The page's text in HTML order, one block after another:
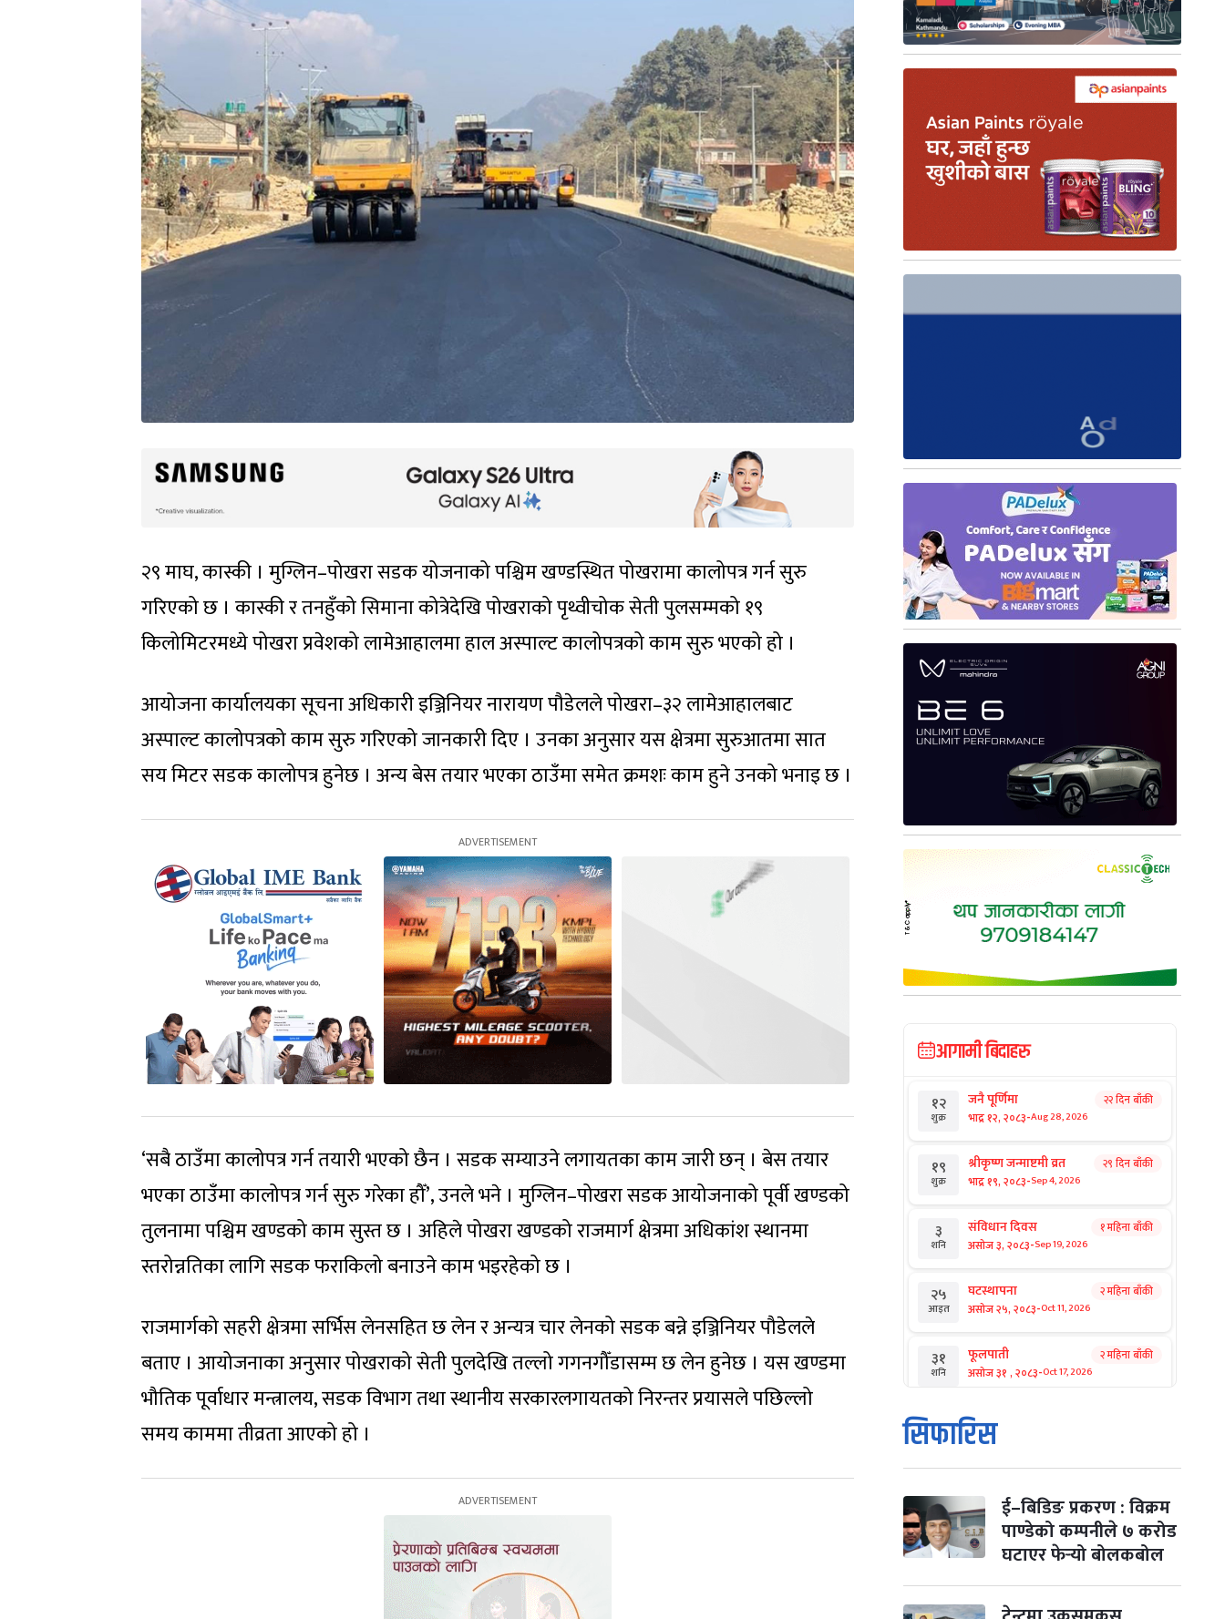
२९ माघ, कास्की । मुग्लिन–पोखरा सडक योजनाको पश्चिम खण्डस्थित पोखरामा कालोपत्र गर्न सुरु
गरिएको छ । कास्की र तनहुँको सिमाना कोत्रेदेखि पोखराको पृथ्वीचोक सेती पुलसम्मको १९
किलोमिटरमध्ये पोखरा प्रवेशको लामेआहालमा हाल अस्पाल्ट कालोपत्रको काम सुरु भएको हो ।
आयोजना कार्यालयका सूचना अधिकारी इञ्जिनियर नारायण पौडेलले पोखरा–३२ लामेआहालबाट
अस्पाल्ट कालोपत्रको काम सुरु गरिएको जानकारी दिए । उनका अनुसार यस क्षेत्रमा सुरुआतमा सात
सय मिटर सडक कालोपत्र हुनेछ । अन्य बेस तयार भएका ठाउँमा समेत क्रमशः काम हुने उनको भनाइ छ ।
‘सबै ठाउँमा कालोपत्र गर्न तयारी भएको छैन । सडक सम्याउने लगायतका काम जारी छन् । बेस तयार
भएका ठाउँमा कालोपत्र गर्न सुरु गरेका हौँ’, उनले भने । मुग्लिन–पोखरा सडक आयोजनाको पूर्वी खण्डको
तुलनामा पश्चिम खण्डको काम सुस्त छ । अहिले पोखरा खण्डको राजमार्ग क्षेत्रमा अधिकांश स्थानमा
स्तरोन्नतिका लागि सडक फराकिलो बनाउने काम भइरहेको छ ।
राजमार्गको सहरी क्षेत्रमा सर्भिस लेनसहित छ लेन र अन्यत्र चार लेनको सडक बन्ने इञ्जिनियर पौडेलले
बताए । आयोजनाका अनुसार पोखराको सेती पुलदेखि तल्लो गगनगौँडासम्म छ लेन हुनेछ । यस खण्डमा
भौतिक पूर्वाधार मन्त्रालय, सडक विभाग तथा स्थानीय सरकारलगायतको निरन्तर प्रयासले पछिल्लो
समय काममा तीव्रता आएको हो ।
आगामी बिदाहरु
१२
शुक्र
जनै पूर्णिमा
भाद्र १२, २०८३-Aug 28, 2026
२२ दिन बाँकी
१९
शुक्र
श्रीकृष्ण जन्माष्टमी व्रत
भाद्र १९, २०८३-Sep 4, 2026
२९ दिन बाँकी
३
शनि
संविधान दिवस
असोज ३, २०८३-Sep 19, 2026
१ महिना बाँकी
२५
आइत
घटस्थापना
असोज २५, २०८३-Oct 11, 2026
२ महिना बाँकी
३१
शनि
फूलपाती
असोज ३१ , २०८३-Oct 17, 2026
२ महिना बाँकी
१
आइत
कार्तिक सङ्क्रान्ति
कार्तिक १, २०८३
मंगल कार्तिक ३, २०८३-Oct 20, 2026
४ विजयादशमी
कार्तिक ४, २०८३-Oct 21, 2026
२ महिना बाँकी
५ पापा‌ङ्कुशा एकादशी व्रत २ महिना बाँकी
सिफारिस
ई–बिडिङ प्रकरण : विक्रम
पाण्डेको कम्पनीले ७ करोड
घटाएर फेर्‍यो बोलकबोल